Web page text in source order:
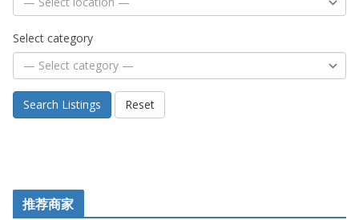
Select category
Search Listings Reset
推荐商家